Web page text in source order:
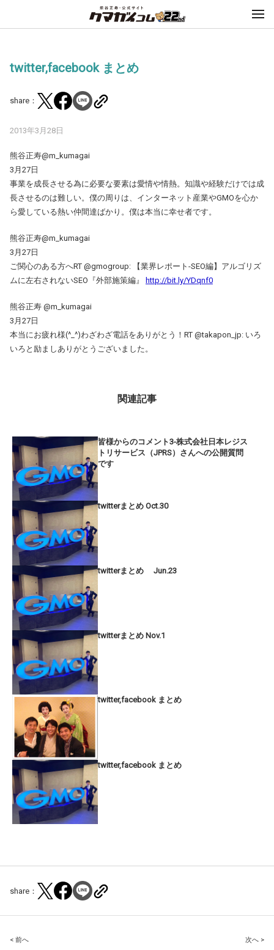
twitter,facebook まとめ
share：
2013年3月28日
熊谷正寿@m_kumagai
3月27日
事業を成長させる為に必要な要素は愛情や情熱。知識や経験だけでは成
長させるのは難しい。僕の周りは、インターネット産業やGMOを心か
ら愛している熱い仲間達ばかり。僕は本当に幸せ者です。
熊谷正寿@m_kumagai
3月27日
ご関心のある方へRT @gmogroup: 【業界レポート-SEO編】アルゴリズ
ムに左右されないSEO『外部施策編』
http://bit.ly/YDqnf0
熊谷正寿 @m_kumagai
3月27日
本当にお疲れ様(^_^)わざわざ電話をありがとう！RT @takapon_jp: いろ
いろと励ましありがとうございました。
関連記事
皆様からのコメント3-株式会社日本レジス
トリサービス（JPRS）さんへの公開質問
です
twitterまとめ Oct.30
twitterまとめ Jun.23
twitterまとめ Nov.1
twitter,facebook まとめ
twitter,facebook まとめ
share：
Post
< 前へ 次へ >